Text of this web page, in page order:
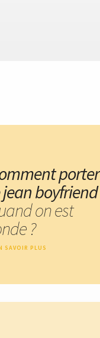
porter
jean boyfriend
on est
?
SAVOIR PLUS